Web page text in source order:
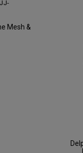
Mesh &